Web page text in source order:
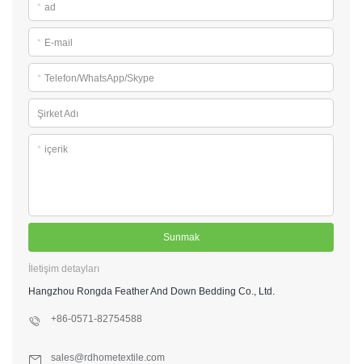
* ad
* E-mail
* Telefon/WhatsApp/Skype
Şirket Adı
* içerik
Sunmak
İletişim detayları
Hangzhou Rongda Feather And Down Bedding Co., Ltd.
+86-0571-82754588
sales@rdhometextile.com